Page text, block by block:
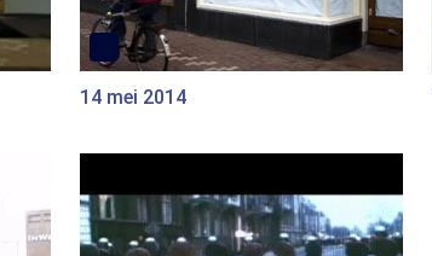
14 mei 2014